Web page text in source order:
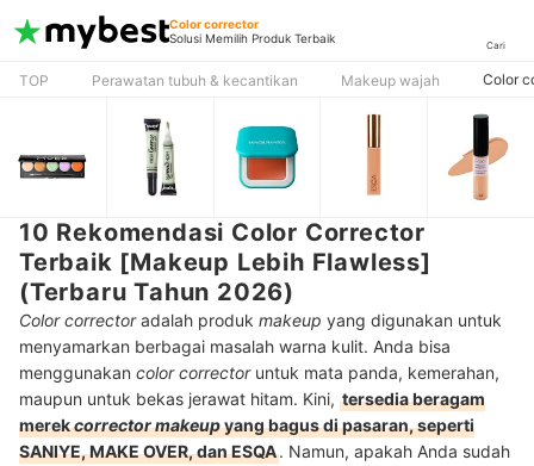
Color corrector
Solusi Memilih Produk Terbaik
Cari
TOP Perawatan tubuh & kecantikan Makeup wajah Color
10 Rekomendasi Color Corrector
Terbaik [Makeup Lebih Flawless]
(Terbaru Tahun 2026)
Color correctoradalah produk makeup yang digunakan untuk
menyamarkan berbagai masalah warna kulit. Anda bisa
menggunakan color corrector untuk mata panda, kemerahan,
maupun untuk bekas jerawat hitam. Kini, tersedia beragam
merekcorrector makeupyang bagus di pasaran, seperti
SANIYE, MAKE OVER, dan ESQA. Namun, apakah Anda sudah